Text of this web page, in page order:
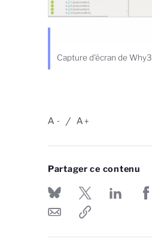
Capture d'écran de Why3
-
A +
A
Partager ce contenu